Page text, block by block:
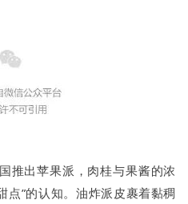
推出苹果派，肉桂与果酱的浓
点”的认知。油炸派皮裹着黏稠